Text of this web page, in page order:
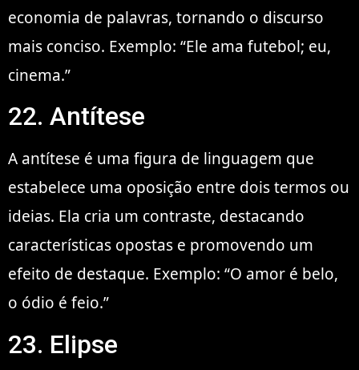
economia de palavras, tornando o discurso
mais conciso. Exemplo: “Ele ama futebol; eu,
cinema.”
22. Antítese
A antítese é uma figura de linguagem que
estabelece uma oposição entre dois termos ou
ideias. Ela cria um contraste, destacando
características opostas e promovendo um
efeito de destaque. Exemplo: “O amor é belo,
o ódio é feio.”
23. Elipse